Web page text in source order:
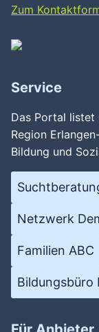
Zum
Service
Das Portal
Region
Bildung und
Netzwerk
Familien ABC
Bildungsbüro